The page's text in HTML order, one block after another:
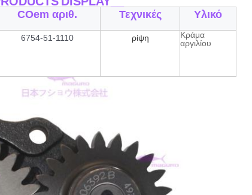
COem αριθ. Τεχνικές Υλικό
6754-51-1110 ρίψη
Κράμα
αργιλίου